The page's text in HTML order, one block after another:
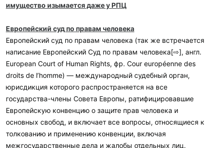
имущество изымается даже у РПЦ
Европейский суд по правам человека
Европейский суд по правам человека (так же встречается
написание Европейский Суд по правам человека[⇨], англ.
European Court of Human Rights, фр. Cour européenne des
droits de l’homme) — международный судебный орган,
юрисдикция которого распространяется на все
государства-члены Совета Европы, ратифицировавшие
Европейскую конвенцию о защите прав человека и
основных свобод, и включает все вопросы, относящиеся к
толкованию и применению конвенции, включая
межгосударственные дела и жалобы отдельных лиц.